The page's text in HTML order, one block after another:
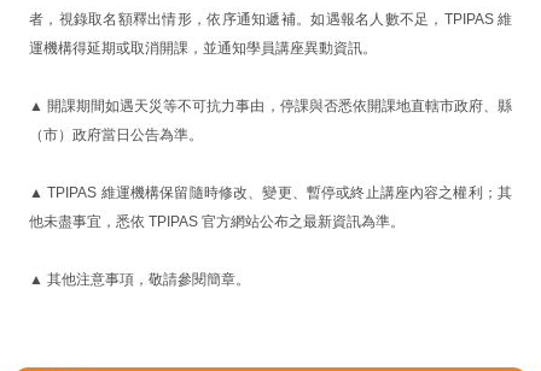
者，視錄取名額釋出情形，依序通知遞補。如遇報名人數不足，TPIPAS 維
運機構得延期或取消開課，並通知學員講座異動資訊。
▲ 開課期間如遇天災等不可抗力事由，停課與否悉依開課地直轄市政府、縣
（市）政府當日公告為準。
▲ TPIPAS 維運機構保留隨時修改、變更、暫停或終止講座內容之權利；其
他未盡事宜，悉依 TPIPAS 官方網站公布之最新資訊為準。
▲ 其他注意事項，敬請參閱簡章。